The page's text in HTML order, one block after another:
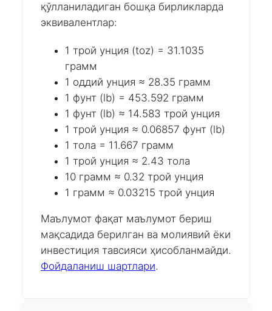
қўлланиладиган бошқа бирликларда
эквивалентлар:
1 трой унция (toz) = 31.1035
грамм
1 оддий унция ≈ 28.35 грамм
1 фунт (lb) = 453.592 грамм
1 фунт (lb) ≈ 14.583 трой унция
1 трой унция ≈ 0.06857 фунт (lb)
1 тола = 11.667 грамм
1 трой унция ≈ 2.43 тола
10 грамм ≈ 0.32 трой унция
1 грамм ≈ 0.03215 трой унция
Маълумот фақат маълумот бериш
мақсадида берилган ва молиявий ёки
инвестиция тавсияси ҳисобланмайди.
Фойдаланиш шартлари.